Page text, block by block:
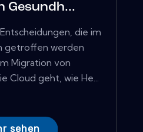
Gesundh...
die im
getroffen werden
Migration von
Cloud geht, wie He...
sehen